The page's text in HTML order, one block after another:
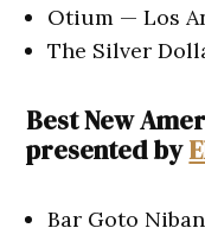
Otium — Los
The Silver
Best New
presented by
Bar Goto